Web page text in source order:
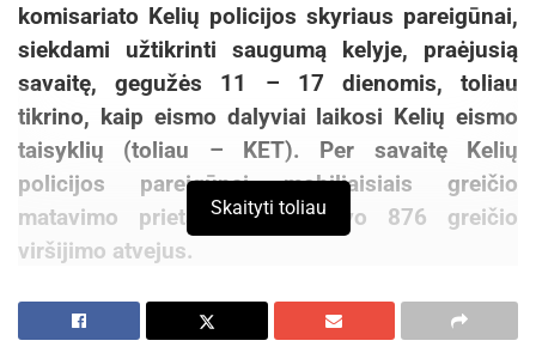
komisariato Kelių policijos skyriaus pareigūnai,
siekdami užtikrinti saugumą kelyje, praėjusią
savaitę, gegužės 11 – 17 dienomis, toliau
tikrino, kaip eismo dalyviai laikosi Kelių eismo
taisyklių (toliau – KET). Per savaitę Kelių
policijos pareigūnai mobiliaisiais greičio
matavimo prietaisais užfiksavo 876 greičio
viršijimo atvejus.
Praėjusią savaitę Kelių policijos pareigūnai ir
toliau vykdė policines priemones, skirtas
Skaityti toliau